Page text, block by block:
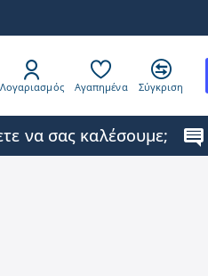
Λογαριασμός Αγαπημένα Σύγκριση
να σας καλέσουμε;